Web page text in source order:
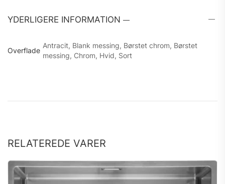
YDERLIGERE INFORMATION
Overflade
Antracit, Blank messing, Børstet chrom, Børstet
messing, Chrom, Hvid, Sort
RELATEREDE VARER